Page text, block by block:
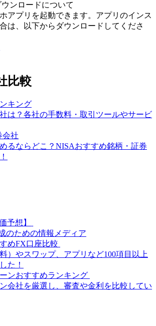
ンロードについて
アプリを起動できます。アプリのインス
は、以下からダウンロードしてくださ
比較
キング
は？各社の手数料・取引ツールやサービ
会社
るならどこ？NISAおすすめ銘柄・証券
予想】
のための情報メディア
めFX口座比較
）やスワップ、アプリなど100項目以上
た！
ンおすすめランキング
会社を厳選し、審査や金利を比較してい